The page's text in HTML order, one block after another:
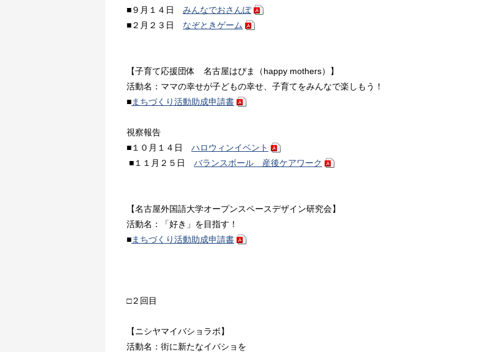
■９月１４日 みんなでおさんぽ
■２月２３日 なぞときゲーム
【子育て応援団体 名古屋はぴま（happy mothers）】
活動名：ママの幸せが子どもの幸せ、子育てをみんなで楽しもう！
■まちづくり活動助成申請書
視察報告
■１０月１４日 ハロウィンイベント
■１１月２５日 バランスボール 産後ケアワーク
【名古屋外国語大学オープンスペースデザイン研究会】
活動名：「好き」を目指す！
■まちづくり活動助成申請書
□２回目
【ニシヤマイバショラボ】
活動名：街に新たなイバショを